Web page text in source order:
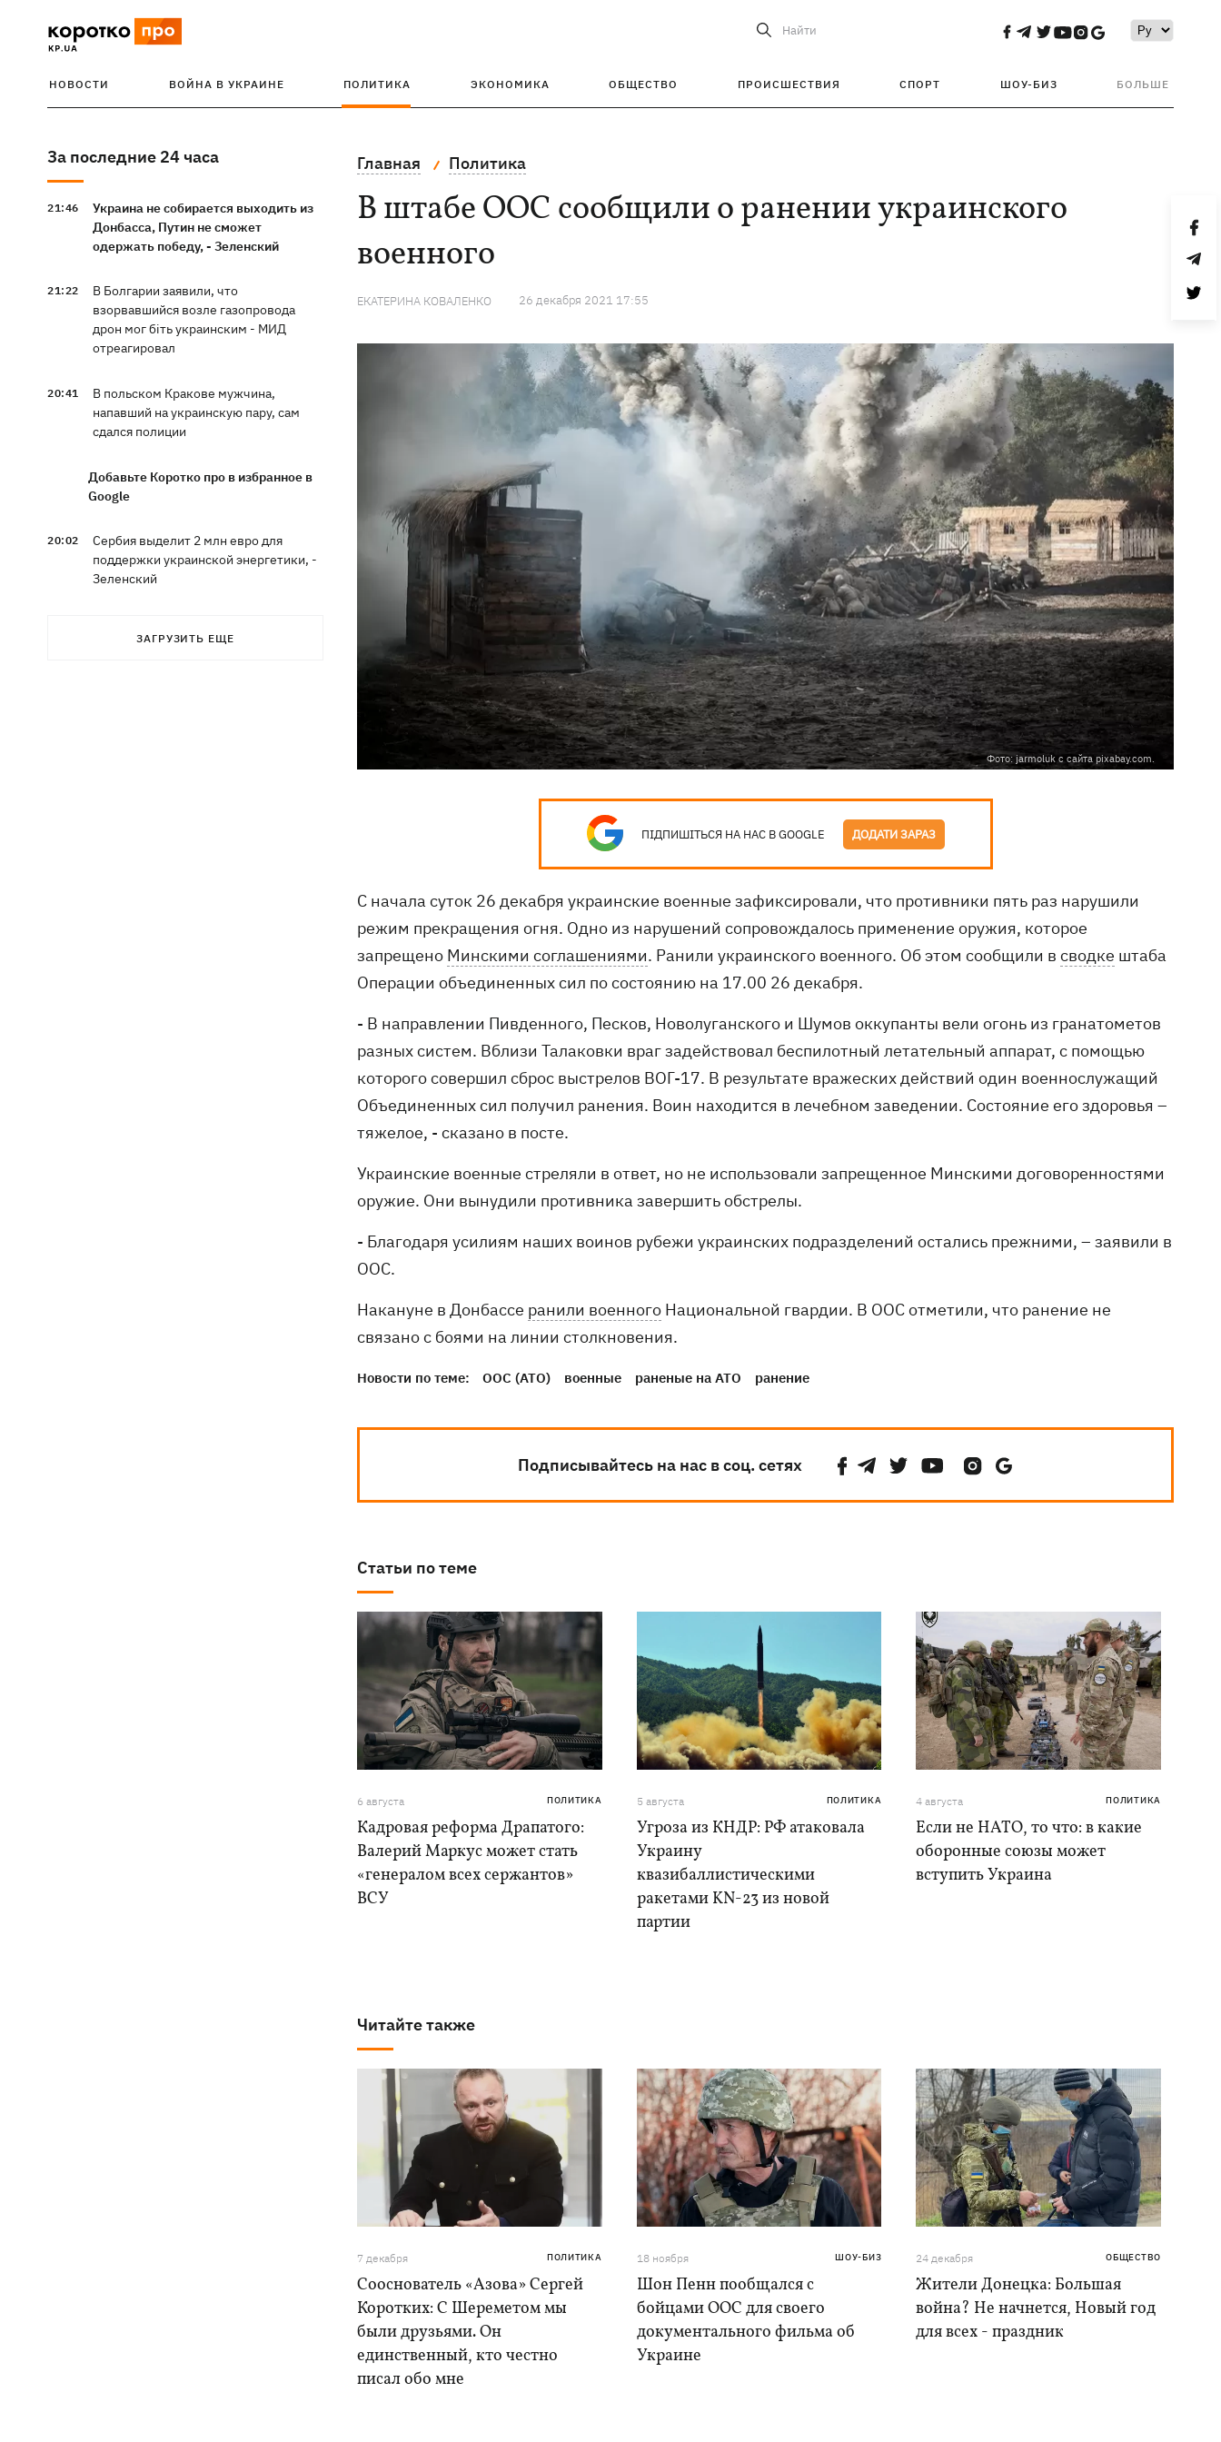
Найти
НОВОСТИ ВОЙНА В УКРАИНЕ ПОЛИТИКА ЭКОНОМИКА ОБЩЕСТВО ПРОИСШЕСТВИЯ СПОРТ ШОУ-БИЗ БОЛЬШЕ
За последние 24 часа
21:46
Украина не собирается выходить из
Донбасса, Путин не сможет
одержать победу, - Зеленский
21:22
В Болгарии заявили, что
взорвавшийся возле газопровода
дрон мог біть украинским - МИД
отреагировал
20:41
В польском Кракове мужчина,
напавший на украинскую пару, сам
сдался полиции
Добавьте Коротко про в избранное в
Google
20:02
Сербия выделит 2 млн евро для
поддержки украинской энергетики, -
Зеленский
акции за Федорова, удалили после
ЗАГРУЗИТЬ ЕЩЕ
Главная Политика
В штабе ООС сообщили о ранении украинского
военного
ЕКАТЕРИНА КОВАЛЕНКО 26 декабря 2021 17:55
Фото: jarmoluk с сайта pixabay.com.
ПІДПИШІТЬСЯ НА НАС В GOOGLE ДОДАТИ ЗАРАЗ
С начала суток 26 декабря украинские военные зафиксировали, что противники пять раз нарушили
режим прекращения огня. Одно из нарушений сопровождалось применение оружия, которое
запрещено Минскими соглашениями. Ранили украинского военного. Об этом сообщили в сводке штаба
Операции объединенных сил по состоянию на 17.00 26 декабря.
- В направлении Пивденного, Песков, Новолуганского и Шумов оккупанты вели огонь из гранатометов
разных систем. Вблизи Талаковки враг задействовал беспилотный летательный аппарат, с помощью
которого совершил сброс выстрелов ВОГ-17. В результате вражеских действий один военнослужащий
Объединенных сил получил ранения. Воин находится в лечебном заведении. Состояние его здоровья –
тяжелое, - сказано в посте.
Украинские военные стреляли в ответ, но не использовали запрещенное Минскими договоренностями
оружие. Они вынудили противника завершить обстрелы.
- Благодаря усилиям наших воинов рубежи украинских подразделений остались прежними, – заявили в
ООС.
Накануне в Донбассе ранили военного Национальной гвардии. В ООС отметили, что ранение не
связано с боями на линии столкновения.
Новости по теме: ООС (АТО) военные раненые на АТО ранение
Подписывайтесь на нас в соц. сетях
Статьи по теме
6 августа ПОЛИТИКА
Кадровая реформа Драпатого:
Валерий Маркус может стать
«генералом всех сержантов»
ВСУ
5 августа ПОЛИТИКА
Угроза из КНДР: РФ атаковала
Украину
квазибаллистическими
ракетами KN-23 из новой
партии
4 августа ПОЛИТИКА
Если не НАТО, то что: в какие
оборонные союзы может
вступить Украина
Читайте также
7 декабря ПОЛИТИКА
Сооснователь «Азова» Сергей
Коротких: С Шереметом мы
были друзьями. Он
единственный, кто честно
писал обо мне
18 ноября ШОУ-БИЗ
Шон Пенн пообщался с
бойцами ООС для своего
документального фильма об
Украине
24 декабря ОБЩЕСТВО
Жители Донецка: Большая
война? Не начнется, Новый год
для всех - праздник